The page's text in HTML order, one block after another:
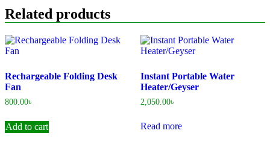
Related products
Rechargeable Folding Desk
Fan
800.00৳
Add to cart
Instant Portable Water
Heater/Geyser
2,050.00৳
Read more